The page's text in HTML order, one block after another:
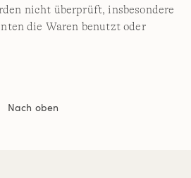
nicht überprüft, insbesondere
die Waren benutzt oder
Nach oben